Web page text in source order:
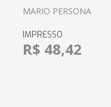
MARIO PERSONA
IMPRESSO
R$ 48,42